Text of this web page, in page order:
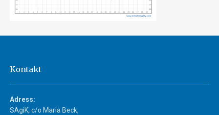
Kontakt
Adress:
SAgiK, c/o Maria Beck,